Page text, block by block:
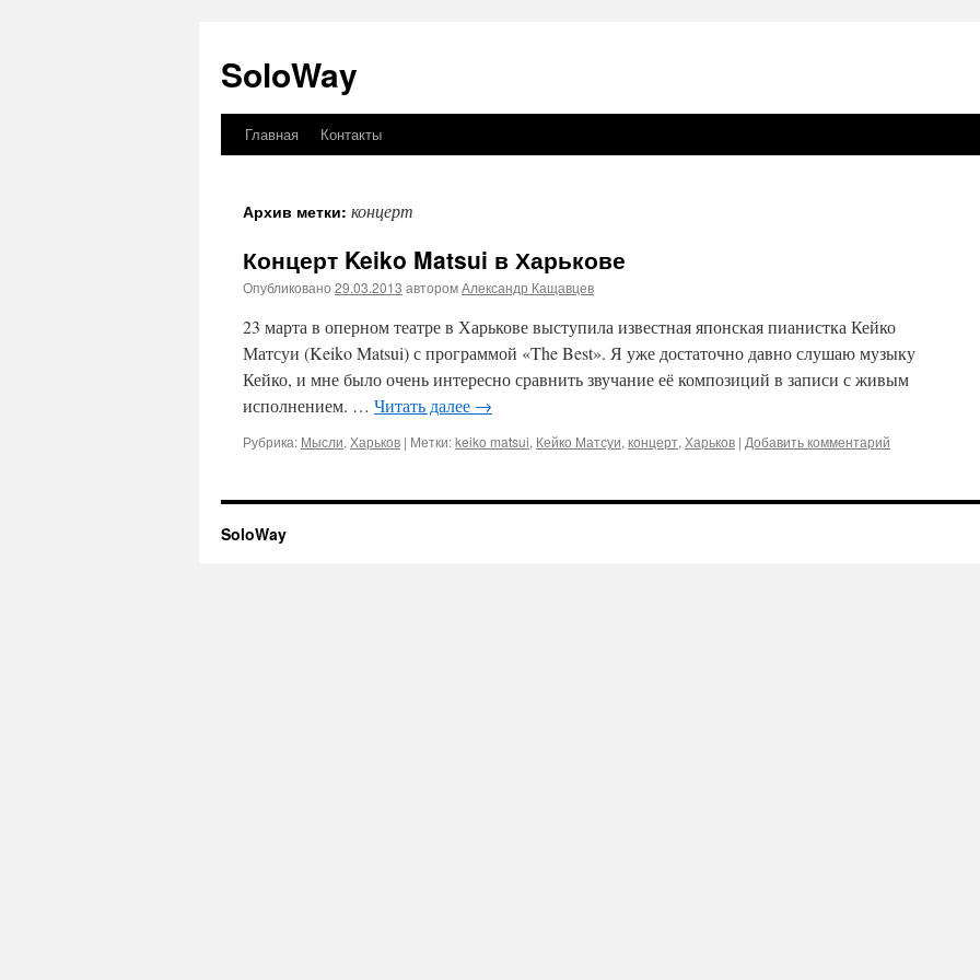
SoloWay
Перейти
содержимому
Главная Контакты
Архив метки: концерт
Концерт Keiko Matsui в Харькове
Опубликовано 29.03.2013 авторомАлександр Кащавцев
23 марта в оперном театре в Харькове выступила известная японская пианистка Кейко
Матсуи (Keiko Matsui) с программой «The Best». Я уже достаточно давно слушаю музыку
Кейко, и мне было очень интересно сравнить звучание её композиций в записи с живым
исполнением. … Читать далее →
Рубрика: Мысли, Харьков | Метки:keiko matsui, Кейко Матсуи, концерт, Харьков | Добавить комментарий
SoloWay